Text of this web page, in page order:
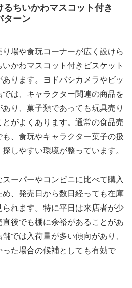
ちいかわマスコット付き
ターン
場や食玩コーナーが広く設けら
かわマスコット付きビスケット
ります。ヨドバシカメラやビッ
は、キャラクター関連の商品を
り、菓子類であっても玩具売り
がよくあります。通常の食品売
、食玩やキャラクター菓子の扱
しやすい環境が整っています。
ーパーやコンビニに比べて購入
、発売日から数日経っても在庫
れます。特に平日は来店者が少
後でも棚に余裕があることがあ
では入荷量が多い傾向があり、
た場合の候補としても有効で